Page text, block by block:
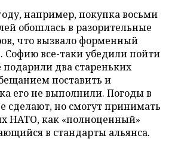
например, покупка восьми
обошлась в разорительные
что вызвало форменный
Софию все-таки убедили пойти
два стареньких
поставить и
его не выполнили. Погоды в
сделают, но смогут принимать
НАТО, как «полноценный»
в стандарты альянса.